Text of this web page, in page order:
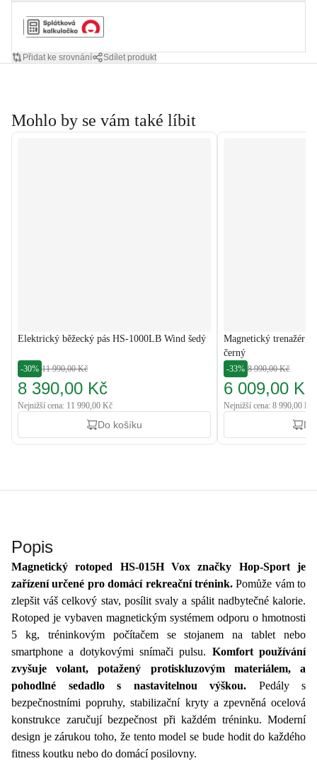
Přidat ke srovnání Sdílet produkt
Mohlo by se vám také líbit
Elektrický běžecký pás HS-1000LB Wind šedý
-30% 11 990,00 Kč
8 390,00 Kč
Nejnižší cena: 11 990,00 Kč
Do košíku
Magnetický trenažér
černý
-33% 8 990,00 Kč
6 009,00 Kč
Nejnižší cena: 8 990,00 Kč
Popis
Magnetický rotoped HS-015H Vox značky Hop-Sport je
zařízení určené pro domácí rekreační trénink.Pomůže vám to
zlepšit váš celkový stav, posílit svaly a spálit nadbytečné kalorie.
Rotoped je vybaven magnetickým systémem odporu o hmotnosti
5 kg, tréninkovým počítačem se stojanem na tablet nebo
smartphone a dotykovými snímači pulsu. Komfort používání
zvyšuje volant, potažený protiskluzovým materiálem, a
pohodlné sedadlo s nastavitelnou výškou. Pedály s
bezpečnostními popruhy, stabilizační kryty a zpevněná ocelová
konstrukce zaručují bezpečnost při každém tréninku. Moderní
design je zárukou toho, že tento model se bude hodit do každého
fitness koutku nebo do domácí posilovny.